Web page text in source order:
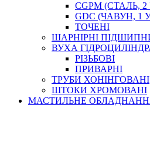
CGPM (СТАЛЬ,
GDC (ЧАВУН, 1
ТОЧЕНІ
ШАРНІРНІ
ВУХА
РІЗЬБОВІ
ПРИВАРНІ
ТРУБИ ХОНІНГОВАНІ
ШТОКИ ХРОМОВАНІ
МАСТИЛЬНЕ